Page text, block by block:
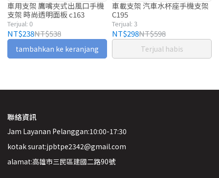
車用支架 鷹嘴夾式出風口手機
支架 時尚透明面板 c163
Terjual: 0
NT$238NT$538
tambahkan ke keranjang
車載支架 汽車水杯座手機支架
C195
Terjual: 3
NT$298NT$598
Terjual habis
聯絡資訊
Jam Layanan Pelanggan:10:00-17:30
kotak surat:jpbtpe2342@gmail.com
alamat:高雄市三民區建國二路90號